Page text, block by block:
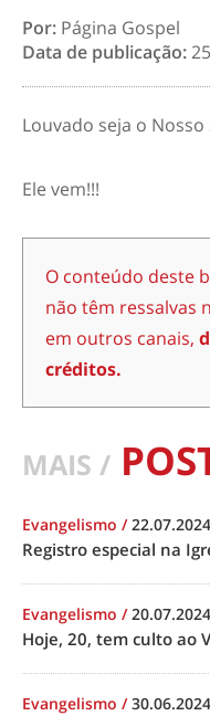
Por: Página Gospel
Data de publicação:
Louvado seja o
Ele vem!!!
O conteúdo deste
não têm ressalvas
em outros canais,
créditos.
MAIS /
Evangelismo /22.07.2024
Registro especial na
Evangelismo /20.07.2024
Hoje, 20, tem culto ao
Evangelismo /30.06.2024